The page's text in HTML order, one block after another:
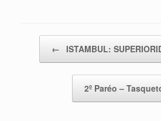
← ISTAMBUL:
2º Paréo –